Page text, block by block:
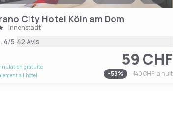
City Hotel Köln am Dom
Innenstadt
/5|42 Avis
gratuite
à l'hôtel
59 CHF
-58% 140 CHFla nuit